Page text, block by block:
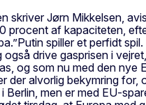
skriver Jørn Mikkelsen,
procent af kapaciteten,
spiller et perfidt
også drive gasprisen i
og som nu med den nye
der alvorlig bekymring
men er med EU-